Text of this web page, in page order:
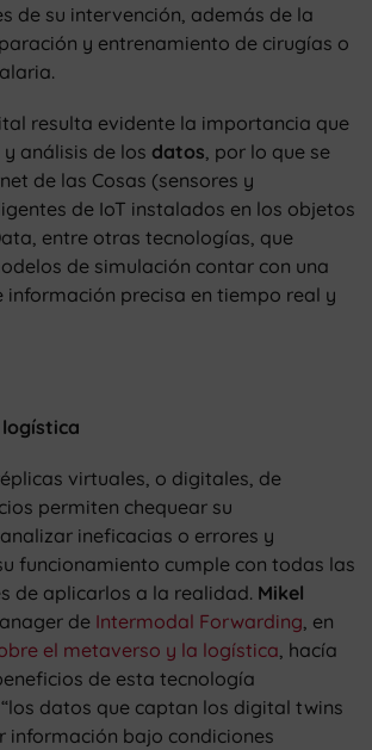
de su intervención, además de la
y entrenamiento de cirugías o
resulta evidente la importancia que
análisis de los datos, por lo que se
de las Cosas (sensores y
de IoT instalados en los objetos
entre otras tecnologías, que
de simulación contar con una
información precisa en tiempo real y
virtuales, o digitales, de
permiten chequear su
ineficacias o errores y
funcionamiento cumple con todas las
de aplicarlos a la realidad. Mikel
de Intermodal Forwarding, en
el metaverso y la logística, hacía
de esta tecnología
datos que captan los digital twins
información bajo condiciones